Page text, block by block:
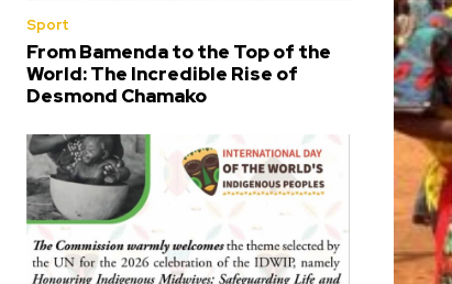
Sport
From Bamenda to the Top of the
World: The Incredible Rise of
Desmond Chamako